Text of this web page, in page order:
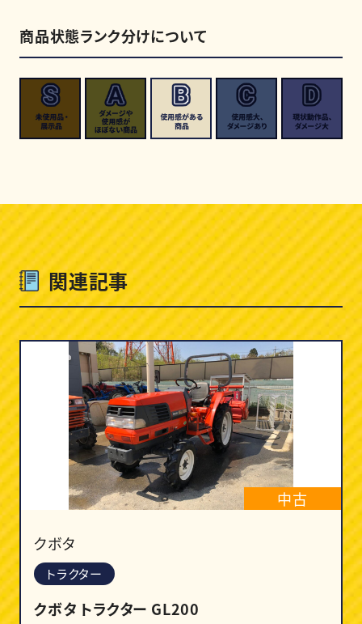
商品状態ランク分けについて
関連記事
中古
クボタ
トラクター
クボタ トラクター GL200